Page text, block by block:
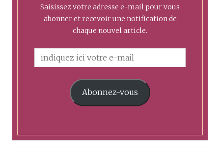
Saisissez votre adresse e-mail pour vous
abonner et recevoir une notification de
chaque nouvel article.
Abonnez-vous